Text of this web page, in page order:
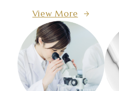
View More